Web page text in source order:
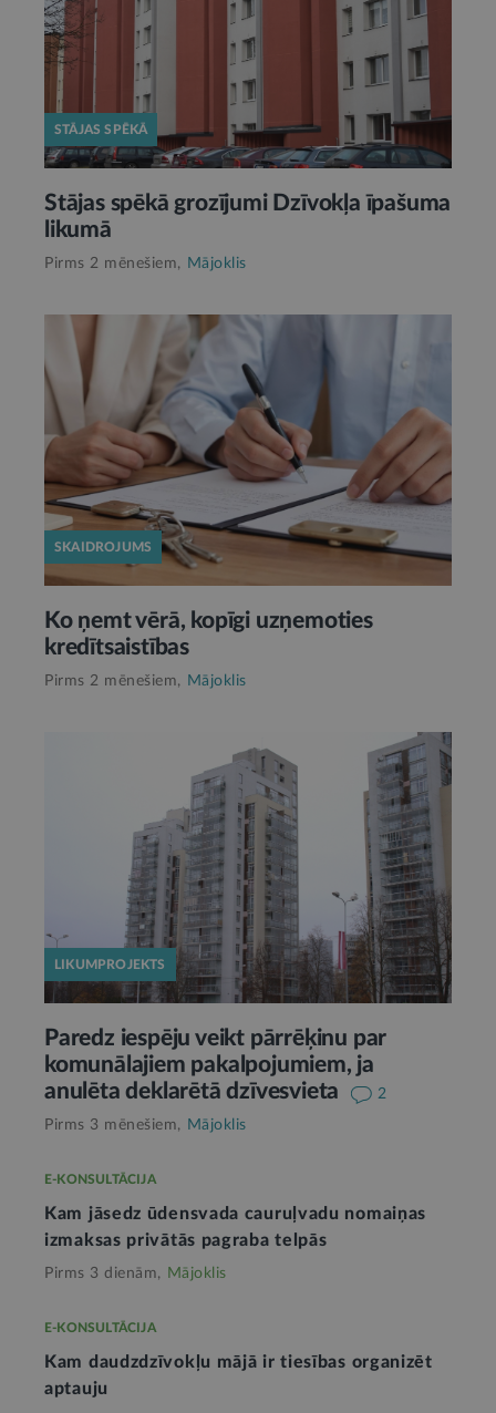
STĀJAS SPĒKĀ
Stājas spēkā grozījumi Dzīvokļa īpašuma
likumā
Pirms 2 mēnešiem, Mājoklis
SKAIDROJUMS
Ko ņemt vērā, kopīgi uzņemoties
kredītsaistības
Pirms 2 mēnešiem, Mājoklis
LIKUMPROJEKTS
Paredz iespēju veikt pārrēķinu par
komunālajiem pakalpojumiem, ja
anulēta deklarētā dzīvesvieta
2
Pirms 3 mēnešiem, Mājoklis
E-KONSULTĀCIJA
Kam jāsedz ūdensvada cauruļvadu nomaiņas
izmaksas privātās pagraba telpās
Pirms 3 dienām, Mājoklis
E-KONSULTĀCIJA
Kam daudzdzīvokļu mājā ir tiesības organizēt
aptauju